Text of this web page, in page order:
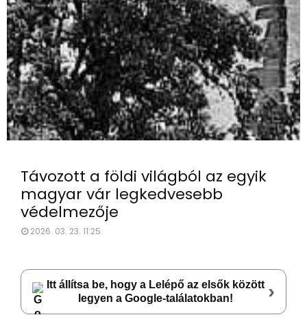
Távozott a földi világból az egyik
magyar vár legkedvesebb
védelmezője
2026. 03. 23. 11:25
Itt állítsa be, hogy a Lelépő az elsők között
legyen a Google-találatokban!
›